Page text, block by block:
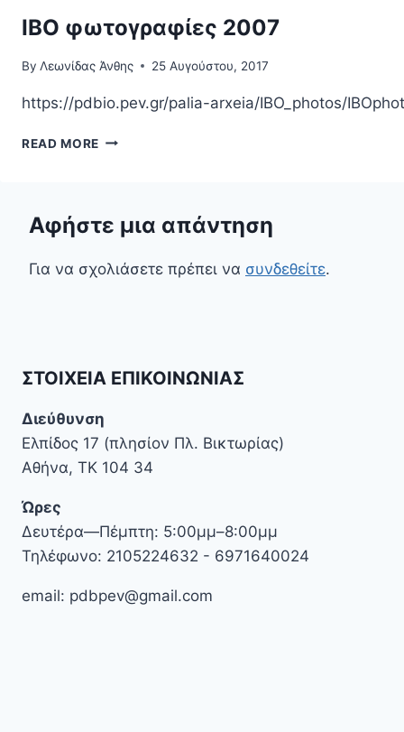
IBO φωτογραφίες 2007
By Λεωνίδας Άνθης 25 Αυγούστου, 2017
https://pdbio.pev.gr/palia-arxeia/IBO_photos/
READ MORE IBO
Αφήστε μια απάντηση
Για να σχολιάσετε πρέπει να συνδεθείτε.
ΣΤΟΙΧΕΊΑ ΕΠΙΚΟΙΝΩΝΊΑΣ
Διεύθυνση
Ελπίδος 17 (πλησίον Πλ. Βικτωρίας)
Αθήνα, ΤΚ 104 34
Ώρες
Δευτέρα—Πέμπτη: 5:00μμ–8:00μμ
Τηλέφωνο: 2105224632 - 6971640024
email: pdbpev@gmail.com